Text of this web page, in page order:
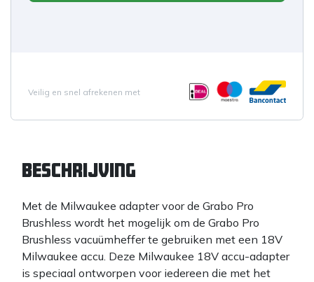
Veilig en snel afrekenen met
Beschrijving
Met de Milwaukee adapter voor de Grabo Pro
Brushless wordt het mogelijk om de Grabo Pro
Brushless vacuümheffer te gebruiken met een 18V
Milwaukee accu. Deze Milwaukee 18V accu-adapter
is speciaal ontworpen voor iedereen die met het